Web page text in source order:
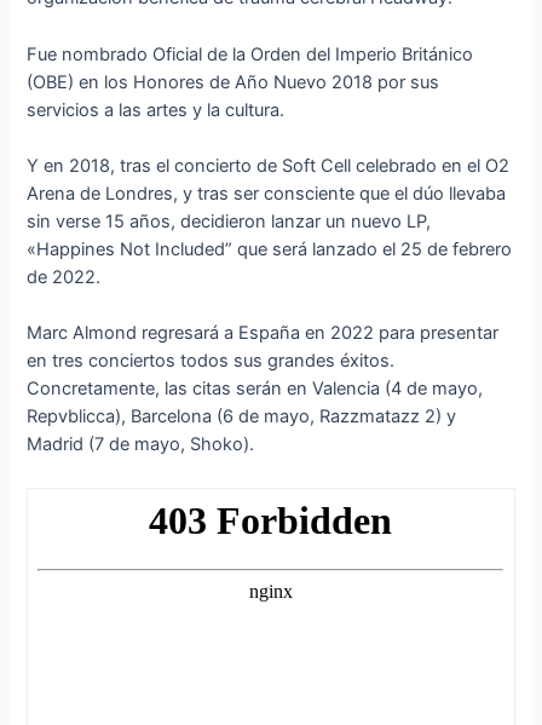
Fue nombrado Oficial de la Orden del Imperio Británico
(OBE) en los Honores de Año Nuevo 2018 por sus
servicios a las artes y la cultura.
Y en 2018, tras el concierto de Soft Cell celebrado en el O2
Arena de Londres, y tras ser consciente que el dúo llevaba
sin verse 15 años, decidieron lanzar un nuevo LP,
«Happines Not Included” que será lanzado el 25 de febrero
de 2022.
Marc Almond regresará a España en 2022 para presentar
en tres conciertos todos sus grandes éxitos.
Concretamente, las citas serán en Valencia (4 de mayo,
Repvblicca), Barcelona (6 de mayo, Razzmatazz 2) y
Madrid (7 de mayo, Shoko).